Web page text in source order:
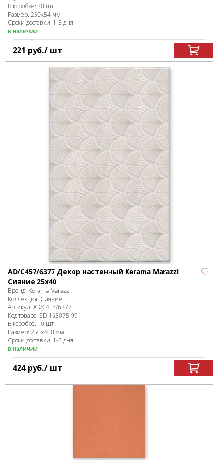
В коробке: 30 шт,
Размер: 250x54 мм
Сроки доставки: 1-3 дня
в наличии
221 руб./ шт
AD/C457/6377 Декор настенный Kerama Marazzi
Сияние 25x40
Бренд: Kerama Marazzi
Коллекция: Сияние
Артикул: AD/C457/6377
Код товара: SD-163075-99
В коробке: 10 шт,
Размер: 250x400 мм
Сроки доставки: 1-3 дня
в наличии
424 руб./ шт